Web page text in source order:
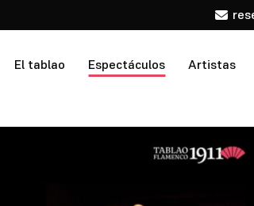
El tablao Espectáculos Artistas